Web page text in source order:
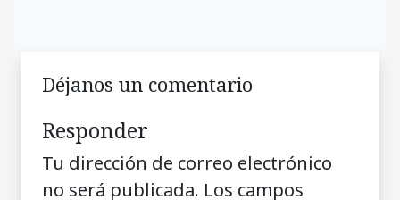
Déjanos un comentario
Responder
Tu dirección de correo electrónico
no será publicada. Los campos